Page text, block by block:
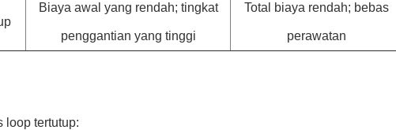
Biaya awal yang rendah; tingkat
penggantian yang tinggi
Total biaya rendah; bebas
perawatan
loop tertutup: